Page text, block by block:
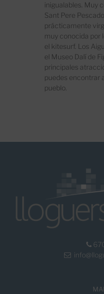
inigualables. Muy
Sant Pere
prácticamente
muy conocida por
el kitesurf. Los
el Museo Dalí de
principales
puedes encontrar
pueblo.